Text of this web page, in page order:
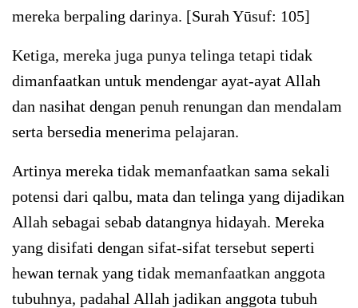
mereka berpaling darinya. [Surah Yūsuf: 105]
Ketiga, mereka juga punya telinga tetapi tidak
dimanfaatkan untuk mendengar ayat-ayat Allah
dan nasihat dengan penuh renungan dan mendalam
serta bersedia menerima pelajaran.
Artinya mereka tidak memanfaatkan sama sekali
potensi dari qalbu, mata dan telinga yang dijadikan
Allah sebagai sebab datangnya hidayah. Mereka
yang disifati dengan sifat-sifat tersebut seperti
hewan ternak yang tidak memanfaatkan anggota
tubuhnya, padahal Allah jadikan anggota tubuh